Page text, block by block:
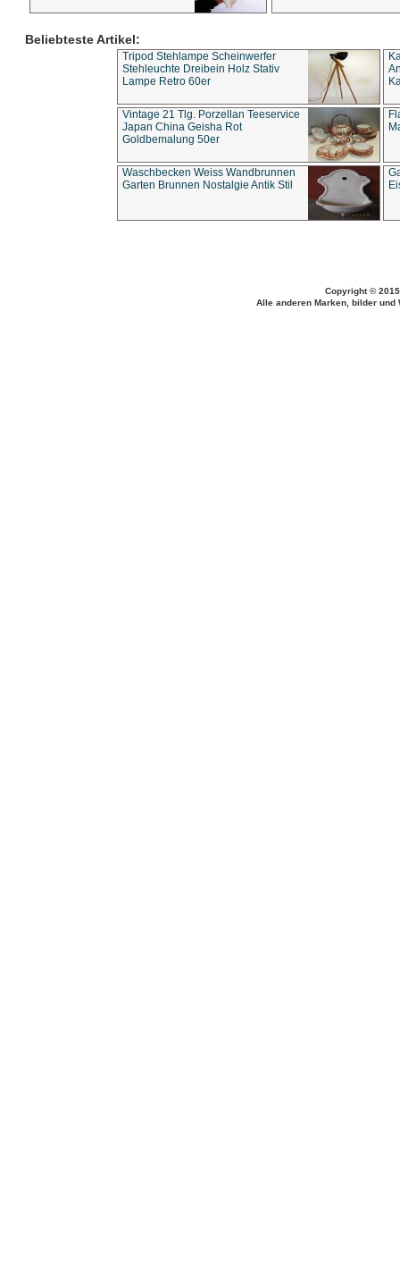
Beliebteste Artikel:
Tripod Stehlampe Scheinwerfer
Stehleuchte Dreibein Holz Stativ
Lampe Retro 60er
Vintage 21 Tlg. Porzellan Teeservice
Japan China Geisha Rot
Goldbemalung 50er
Waschbecken Weiss Wandbrunnen
Garten Brunnen Nostalgie Antik Stil
Copyright ©
Alle anderen Marken, bilder und